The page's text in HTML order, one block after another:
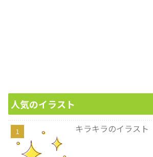
人気のイラスト
キラキラのイラスト